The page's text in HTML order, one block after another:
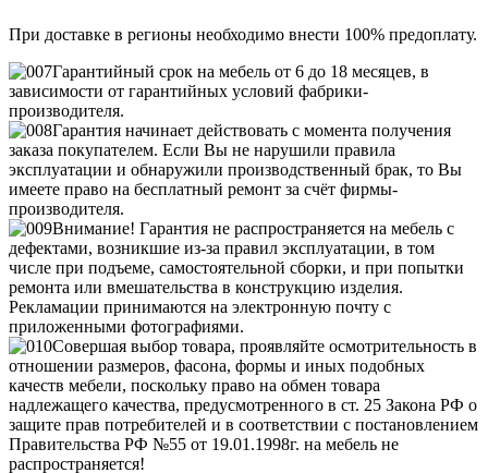
При доставке в регионы необходимо внести 100% предоплату.
Гарантийный срок на мебель от 6 до 18 месяцев, в
зависимости от гарантийных условий фабрики-
производителя.
Гарантия начинает действовать с момента получения
заказа покупателем. Если Вы не нарушили правила
эксплуатации и обнаружили производственный брак, то Вы
имеете право на бесплатный ремонт за счёт фирмы-
производителя.
Внимание! Гарантия не распространяется на мебель с
дефектами, возникшие из-за правил эксплуатации, в том
числе при подъеме, самостоятельной сборки, и при попытки
ремонта или вмешательства в конструкцию изделия.
Рекламации принимаются на электронную почту с
приложенными фотографиями.
Совершая выбор товара, проявляйте осмотрительность в
отношении размеров, фасона, формы и иных подобных
качеств мебели, поскольку право на обмен товара
надлежащего качества, предусмотренного в ст. 25 Закона РФ о
защите прав потребителей и в соответствии с постановлением
Правительства РФ №55 от 19.01.1998г. на мебель не
распространяется!